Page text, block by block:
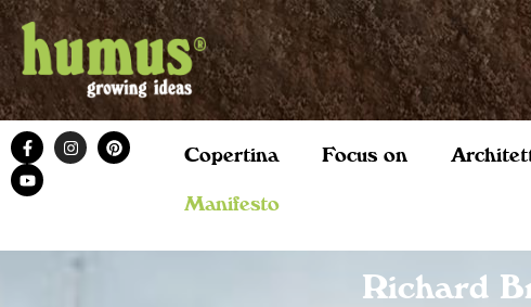
Copertina Focus on
Manifesto
Richard